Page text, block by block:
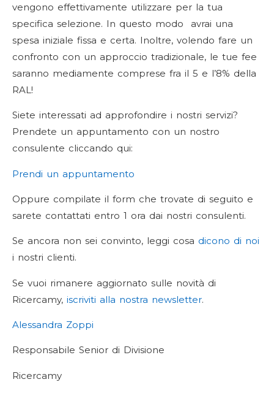
vengono effettivamente utilizzare per la tua
specifica selezione. In questo modo avrai una
spesa iniziale fissa e certa. Inoltre, volendo fare un
confronto con un approccio tradizionale, le tue fee
saranno mediamente comprese fra il 5 e l’8% della
RAL!
Siete interessati ad approfondire i nostri servizi?
Prendete un appuntamento con un nostro
consulente cliccando qui:
Prendi un appuntamento
Oppure compilate il form che trovate di seguito e
sarete contattati entro 1 ora dai nostri consulenti.
Se ancora non sei convinto, leggi cosa dicono di noi
i nostri clienti.
Se vuoi rimanere aggiornato sulle novità di
Ricercamy, iscriviti alla nostra newsletter.
Alessandra Zoppi
Responsabile Senior di Divisione
Ricercamy